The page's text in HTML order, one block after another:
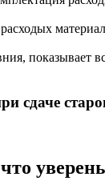
показывает
сдаче